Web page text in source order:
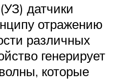
датчики
отражению
различных
генерирует
которые